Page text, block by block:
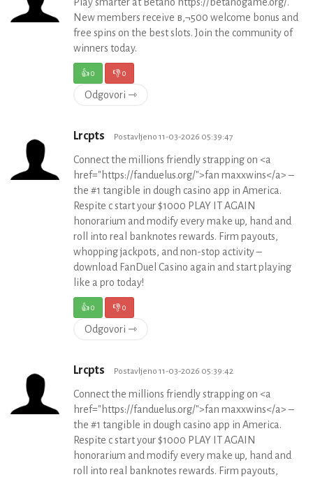
New members receive в‚¬500 welcome bonus and
free spins on the best slots. Join the community of
winners today.
👍0 👎0
Odgovori ⇾
Lrcpts Postavljeno 11-03-2026 05:39:47
Connect the millions friendly strapping on <a
href="https://fanduelus.org/">fan maxxwins</a> –
the #1 tangible in dough casino app in America.
Respite c start your $1000 PLAY IT AGAIN
honorarium and modify every make up, hand and
roll into real banknotes rewards. Firm payouts,
whopping jackpots, and non-stop activity –
download FanDuel Casino again and start playing
like a pro today!
👍0 👎0
Odgovori ⇾
Lrcpts Postavljeno 11-03-2026 05:39:42
Connect the millions friendly strapping on <a
href="https://fanduelus.org/">fan maxxwins</a> –
the #1 tangible in dough casino app in America.
Respite c start your $1000 PLAY IT AGAIN
honorarium and modify every make up, hand and
roll into real banknotes rewards. Firm payouts,